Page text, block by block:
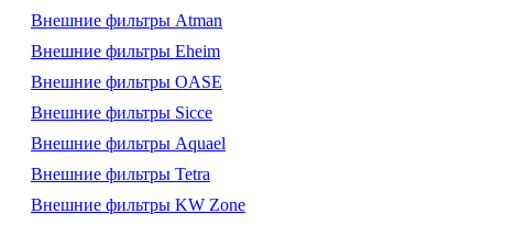
Внешние фильтры Atman
Внешние фильтры Eheim
Внешние фильтры OASE
Внешние фильтры Sicce
Внешние фильтры Aquael
Внешние фильтры Tetra
Внешние фильтры KW Zone